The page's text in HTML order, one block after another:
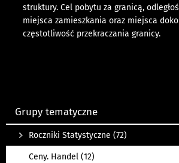
struktury. Cel pobytu za granicą,
miejsca zamieszkania oraz miejsca
częstotliwość przekraczania granicy.
Grupy tematyczne
Roczniki Statystyczne (72)
Ceny. Handel (12)